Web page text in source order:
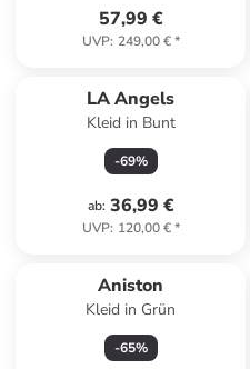
57,99 €
UVP: 249,00 €*
LA Angels
Kleid in Bunt
-69%
ab: 36,99 €
UVP: 120,00 €*
Aniston
Kleid in Grün
-65%